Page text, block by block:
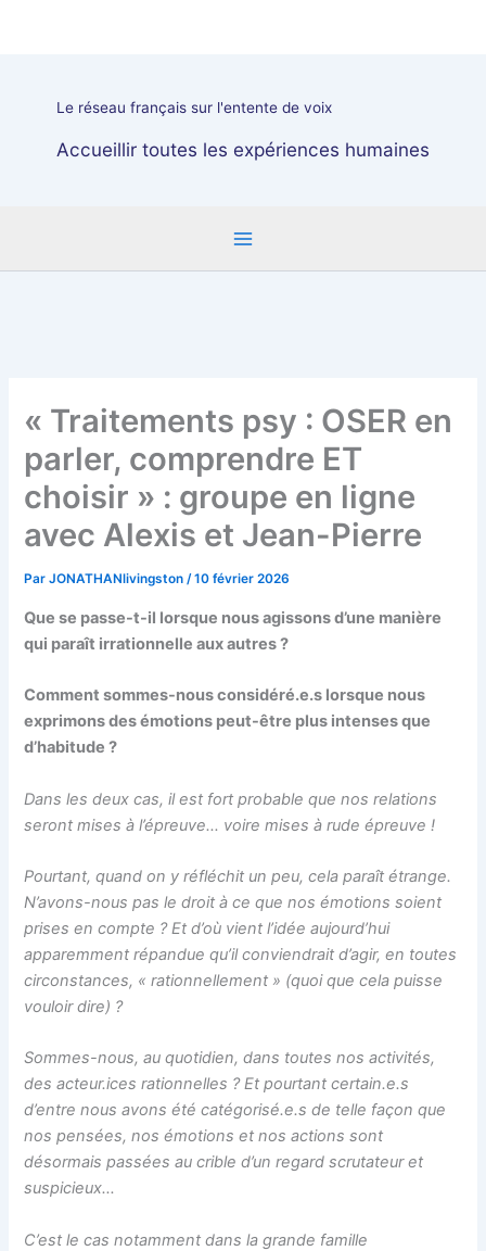
Le réseau français sur l'entente de voix
Accueillir toutes les expériences humaines
« Traitements psy : OSER en
parler, comprendre ET
choisir » : groupe en ligne
avec Alexis et Jean-Pierre
ParJONATHANlivingston/10 février 2026
Que se passe-t-il lorsque nous agissons d’une manière
qui paraît irrationnelle aux autres ?
Comment sommes-nous considéré.e.s lorsque nous
exprimons des émotions peut-être plus intenses que
d’habitude ?
Dans les deux cas, il est fort probable que nos relations
seront mises à l’épreuve… voire mises à rude épreuve !
Pourtant, quand on y réfléchit un peu, cela paraît étrange.
N’avons-nous pas le droit à ce que nos émotions soient
prises en compte ? Et d’où vient l’idée aujourd’hui
apparemment répandue qu’il conviendrait d’agir, en toutes
circonstances, « rationnellement » (quoi que cela puisse
vouloir dire) ?
Sommes-nous, au quotidien, dans toutes nos activités,
des acteur.ices rationnelles ? Et pourtant certain.e.s
d’entre nous avons été catégorisé.e.s de telle façon que
nos pensées, nos émotions et nos actions sont
désormais passées au crible d’un regard scrutateur et
suspicieux…
C’est le cas notamment dans la grande famille